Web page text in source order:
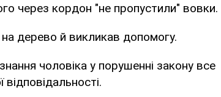
через кордон "не пропустили" вовки.
на дерево й викликав допомогу.
чоловіка у порушенні закону все